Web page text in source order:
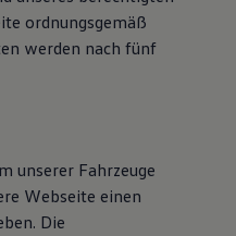
ordnungsgemäß
werden nach fünf
unserer Fahrzeuge
Webseite einen
Die